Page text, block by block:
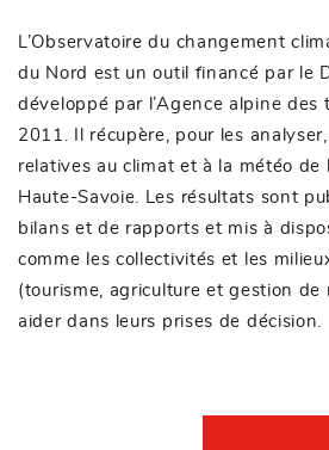
L’Observatoire du changement
du Nord est un outil financé par le
développé par l’Agence alpine des
2011. Il récupère, pour les
relatives au climat et à la météo de
Haute-Savoie. Les résultats sont
bilans et de rapports et mis à
comme les collectivités et les
(tourisme, agriculture et gestion de
aider dans leurs prises de décision.